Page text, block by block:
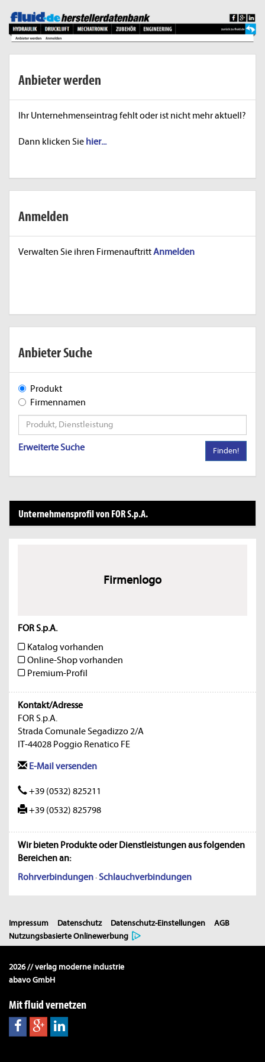
Anbieter werden
Ihr Unternehmenseintrag fehlt oder ist nicht mehr aktuell?
Dann klicken Sie hier...
Anmelden
Verwalten Sie ihren FirmenauftrittAnmelden
Anbieter Suche
Produkt
Firmennamen
Erweiterte Suche Finden!
Unternehmensprofil von FOR S.p.A.
Firmenlogo
FOR S.p.A.
Katalog vorhanden
Online-Shop vorhanden
Premium-Profil
Kontakt/Adresse
FOR S.p.A.
Strada Comunale Segadizzo 2/A
IT-44028 Poggio Renatico FE
E-Mail versenden
+39 (0532) 825211
+39 (0532) 825798
Wir bieten Produkte oder Dienstleistungen aus folgenden
Bereichen an:
Rohrverbindungen·Schlauchverbindungen
Impressum Datenschutz Datenschutz-Einstellungen
AGB
Nutzungsbasierte Onlinewerbung
2026 // verlag moderne industrie
abavo GmbH
Mit fluid vernetzen